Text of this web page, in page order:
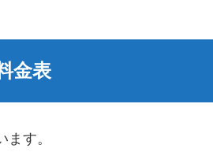
金表
す。